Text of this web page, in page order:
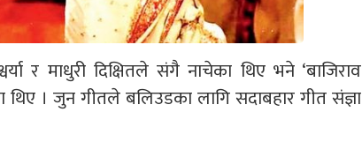
र माधुरी दिक्षितले संगै नाचेका थिए भने ‘बाजिराव
थिए । जुन गीतले बलिउडका लागि सदाबहार गीत संज्ञा